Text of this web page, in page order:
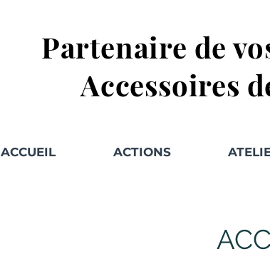
Partenaire de
Accessoires
ACCUEIL ACTIONS